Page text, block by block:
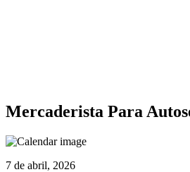
Mercaderista Para
7 de abril, 2026